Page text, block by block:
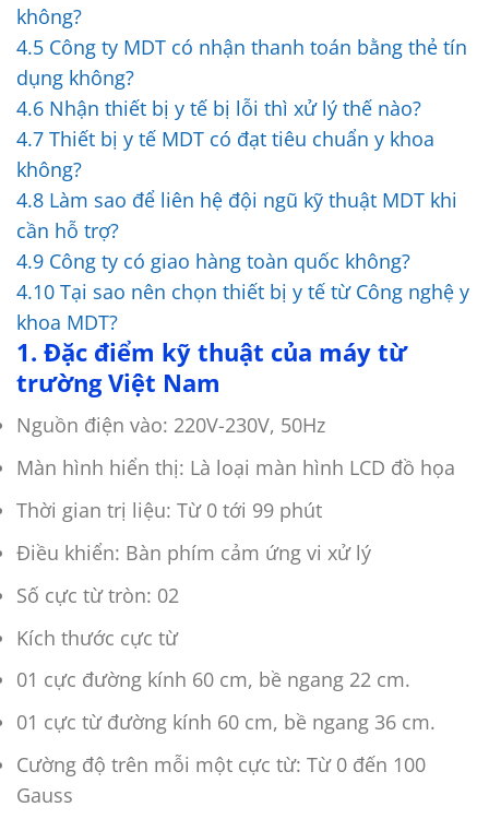
không?
4.5 Công ty MDT có nhận thanh toán bằng thẻ tín
dụng không?
4.6 Nhận thiết bị y tế bị lỗi thì xử lý thế nào?
4.7 Thiết bị y tế MDT có đạt tiêu chuẩn y khoa
không?
4.8 Làm sao để liên hệ đội ngũ kỹ thuật MDT khi
cần hỗ trợ?
4.9 Công ty có giao hàng toàn quốc không?
4.10 Tại sao nên chọn thiết bị y tế từ Công nghệ y
khoa MDT?
1. Đặc điểm kỹ thuật của máy từ
trường Việt Nam
Nguồn điện vào: 220V-230V, 50Hz
Màn hình hiển thị: Là loại màn hình LCD đồ họa
Thời gian trị liệu: Từ 0 tới 99 phút
Điều khiển: Bàn phím cảm ứng vi xử lý
Số cực từ tròn: 02
Kích thước cực từ
01 cực đường kính 60 cm, bề ngang 22 cm.
01 cực từ đường kính 60 cm, bề ngang 36 cm.
Cường độ trên mỗi một cực từ: Từ 0 đến 100
Gauss